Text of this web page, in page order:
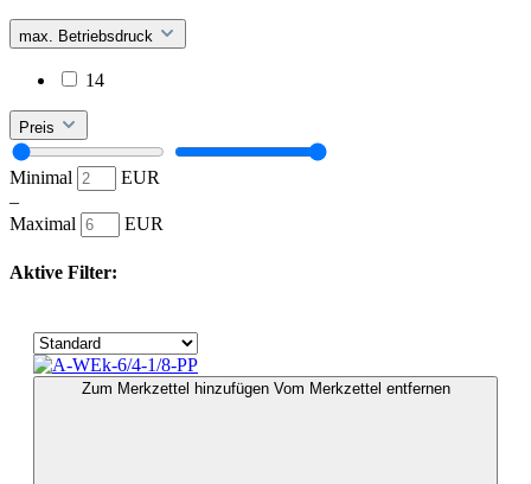
max. Betriebsdruck
14
Preis
Minimal
EUR
–
Maximal
EUR
Aktive Filter:
Zum Merkzettel hinzufügen Vom Merkzettel entfernen